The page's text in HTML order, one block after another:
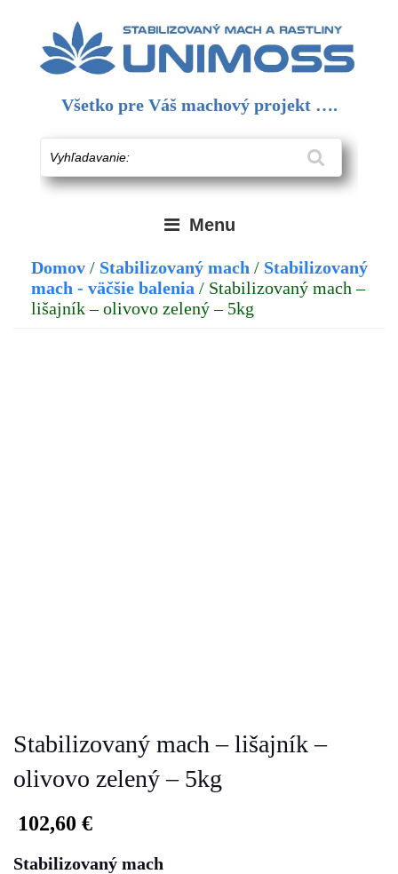
Všetko pre Váš machový projekt ….
Menu
Domov / Stabilizovaný mach / Stabilizovaný
mach - väčšie balenia / Stabilizovaný mach –
lišajník – olivovo zelený – 5kg
Stabilizovaný mach – lišajník –
olivovo zelený – 5kg
102,60 €
Stabilizovaný mach